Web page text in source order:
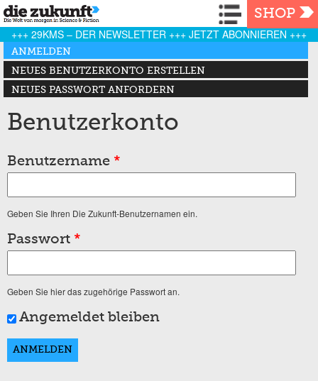
Navigation
SHOP
+++ 29KMS – DER NEWSLETTER +++ JETZT ABONNIEREN +++
Haupt-Reiter
ANMELDEN
(AKTIVER REITER)
NEUES BENUTZERKONTO ERSTELLEN
NEUES PASSWORT ANFORDERN
Benutzerkonto
Benutzername *
Geben Sie Ihren Die Zukunft-Benutzernamen ein.
Passwort *
Geben Sie hier das zugehörige Passwort an.
Angemeldet bleiben